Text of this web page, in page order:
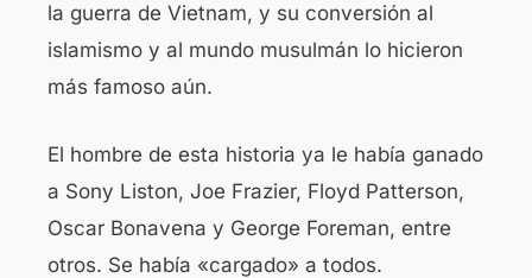
la guerra de Vietnam, y su conversión al
islamismo y al mundo musulmán lo hicieron
más famoso aún.
El hombre de esta historia ya le había ganado
a Sony Liston, Joe Frazier, Floyd Patterson,
Oscar Bonavena y George Foreman, entre
otros. Se había «cargado» a todos.